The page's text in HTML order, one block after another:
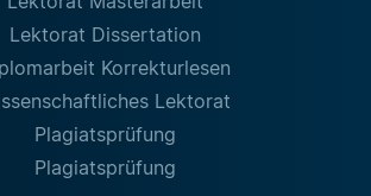
Lektorat Dissertation
Korrekturlesen
Lektorat
Plagiatsprüfung
Plagiatsprüfung